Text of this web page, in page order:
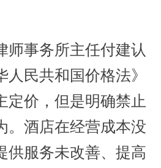
事务所主任付建认
人民共和国价格法》
定价，但是明确禁止
。酒店在经营成本没
供服务未改善、提高